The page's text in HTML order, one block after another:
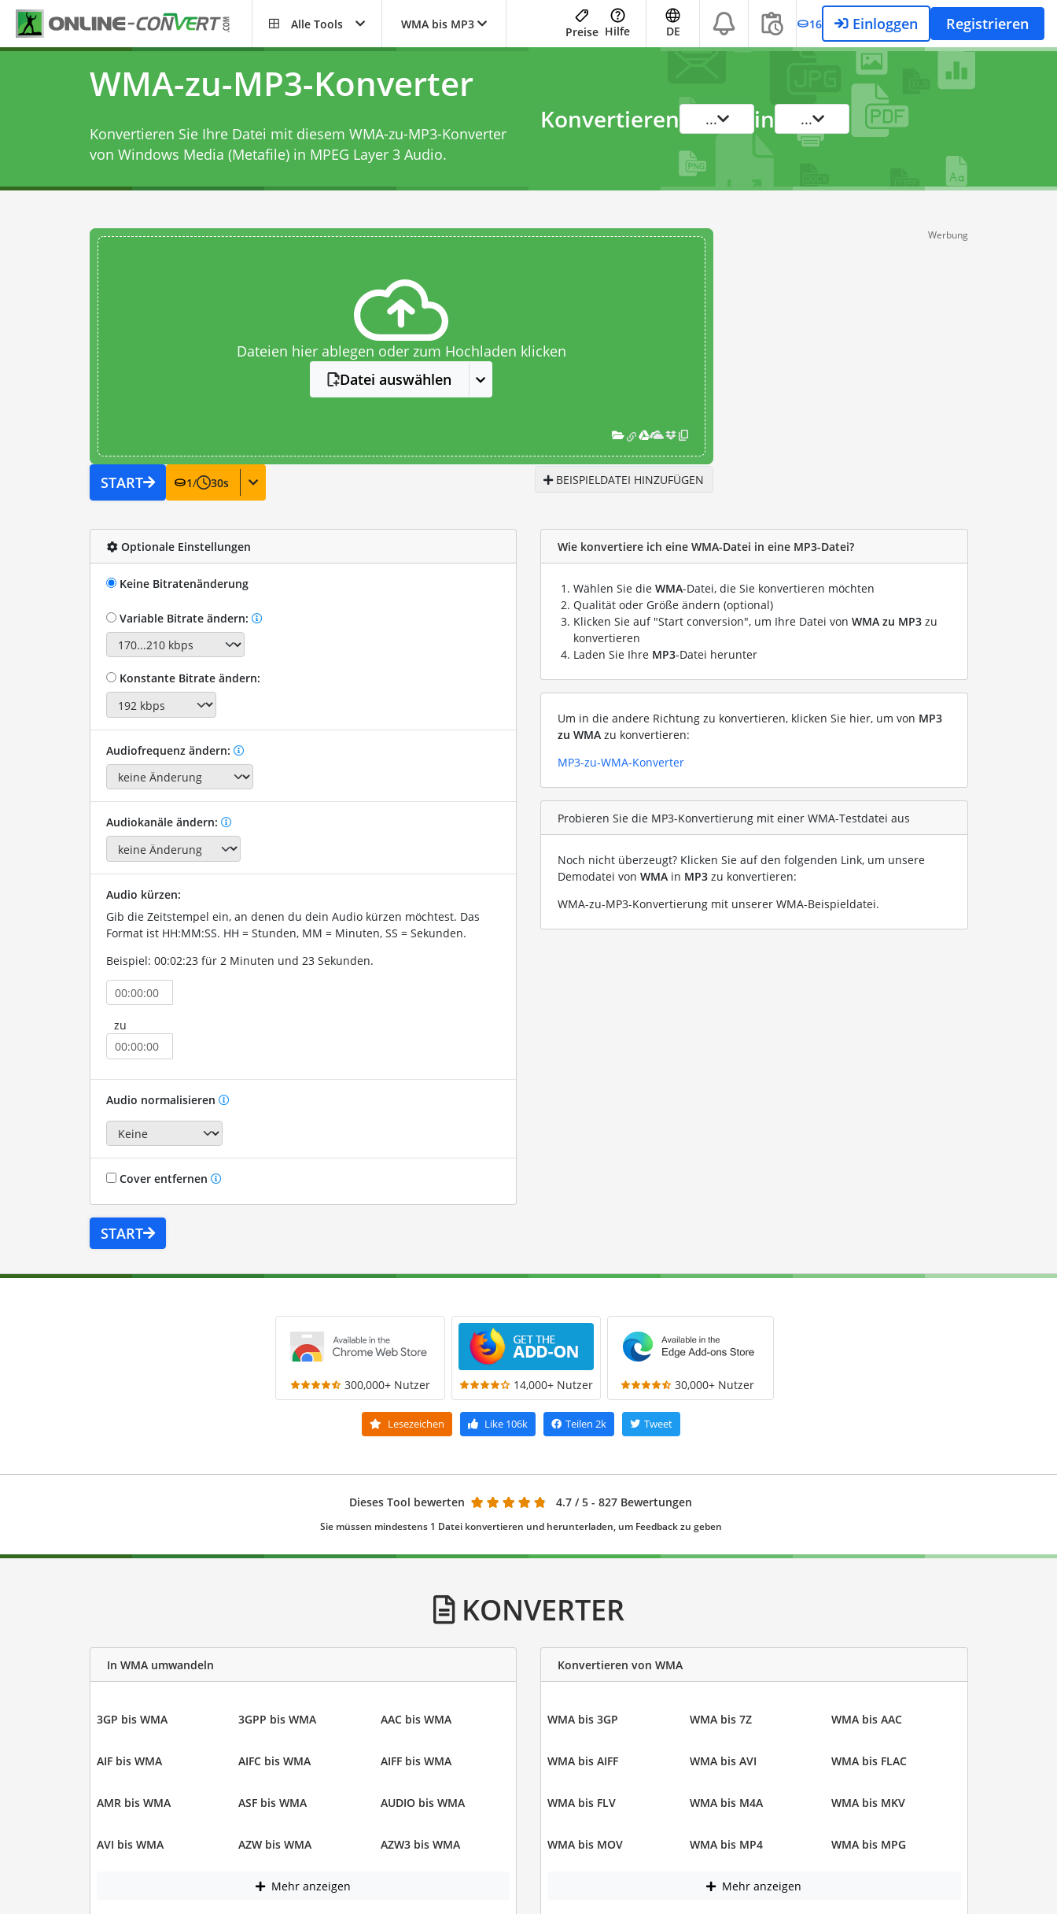
Alle Tools WMA bis MP3
Preise Hilfe DE 16 Einloggen Registrieren
WMA-zu-MP3-Konverter
Konvertieren Sie Ihre Datei mit diesem WMA-zu-MP3-Konverter
von Windows Media (Metafile) in MPEG Layer 3 Audio.
Konvertieren ... in ...
Dateien hier ablegen oder zum Hochladen klicken
Datei auswählen
START 1/ 30s BEISPIELDATEI HINZUFÜGEN
Werbung
Optionale Einstellungen
Keine Bitratenänderung
Variable Bitrate ändern:
Konstante Bitrate ändern:
Audiofrequenz ändern:
Audiokanäle ändern:
Audio kürzen:
Gib die Zeitstempel ein, an denen du dein Audio kürzen möchtest. Das
Format ist HH:MM:SS. HH = Stunden, MM = Minuten, SS = Sekunden.
Beispiel: 00:02:23 für 2 Minuten und 23 Sekunden.
zu
Audio normalisieren
Cover entfernen
START
Wie konvertiere ich eine WMA-Datei in eine MP3-Datei?
Wählen Sie die WMA-Datei, die Sie konvertieren möchten
Qualität oder Größe ändern (optional)
Klicken Sie auf "Start conversion", um Ihre Datei von WMA zu MP3 zu
konvertieren
Laden Sie Ihre MP3-Datei herunter
Um in die andere Richtung zu konvertieren, klicken Sie hier, um von MP3
zu WMA zu konvertieren:
MP3-zu-WMA-Konverter
Probieren Sie die MP3-Konvertierung mit einer WMA-Testdatei aus
Noch nicht überzeugt? Klicken Sie auf den folgenden Link, um unsere
Demodatei von WMA in MP3 zu konvertieren:
WMA-zu-MP3-Konvertierung mit unserer WMA-Beispieldatei.
300,000+ Nutzer 14,000+ Nutzer 30,000+ Nutzer
Lesezeichen Like106k Teilen 2k Tweet
Dieses Tool bewerten 4.7 / 5 - 827 Bewertungen
Sie müssen mindestens 1 Datei konvertieren und herunterladen, um Feedback zu geben
KONVERTER
In WMA umwandeln
3GP bis WMA 3GPP bis WMA AAC bis WMA
AIF bis WMA AIFC bis WMA AIFF bis WMA
AMR bis WMA ASF bis WMA AUDIO bis WMA
AVI bis WMA AZW bis WMA AZW3 bis WMA
Mehr anzeigen
Konvertieren von WMA
WMA bis 3GP WMA bis 7Z WMA bis AAC
WMA bis AIFF WMA bis AVI WMA bis FLAC
WMA bis FLV WMA bis M4A WMA bis MKV
WMA bis MOV WMA bis MP4 WMA bis MPG
Mehr anzeigen